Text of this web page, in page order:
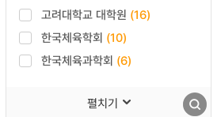
고려대학교 대학원 (16)
한국체육학회 (10)
한국체육과학회 (6)
펼치기